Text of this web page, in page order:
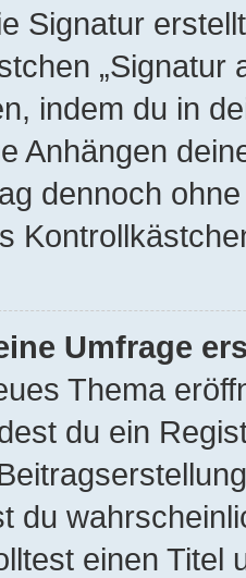
Signatur
„Signatur
indem du in
Anhängen
dennoch
Umfrage
Thema
du ein
du
einen Titel